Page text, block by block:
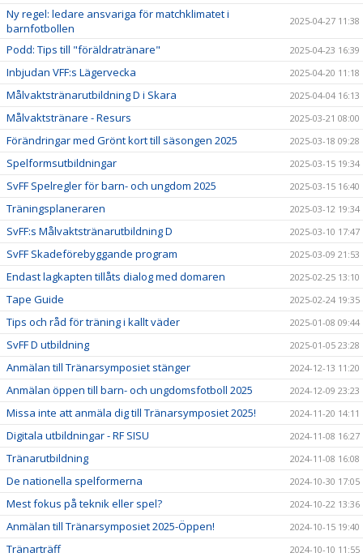
Ny regel: ledare ansvariga för matchklimatet i
barnfotbollen
2025-04-27 11:38
Podd: Tips till "föräldratränare" 2025-04-23 16:39
Inbjudan VFF:s Lägervecka 2025-04-20 11:18
Målvaktstränarutbildning D i Skara 2025-04-04 16:13
Målvaktstränare - Resurs 2025-03-21 08:00
Förändringar med Grönt kort till säsongen 2025 2025-03-18 09:28
Spelformsutbildningar 2025-03-15 19:34
SvFF Spelregler för barn- och ungdom 2025 2025-03-15 16:40
Träningsplaneraren 2025-03-12 19:34
SvFF:s Målvaktstränarutbildning D 2025-03-10 17:47
SvFF Skadeförebyggande program 2025-03-09 21:53
Endast lagkapten tillåts dialog med domaren 2025-02-25 13:10
Tape Guide 2025-02-24 19:35
Tips och råd för träning i kallt väder 2025-01-08 09:44
SvFF D utbildning 2025-01-05 23:28
Anmälan till Tränarsymposiet stänger 2024-12-13 11:20
Anmälan öppen till barn- och ungdomsfotboll 2025 2024-12-09 23:23
Missa inte att anmäla dig till Tränarsymposiet 2025! 2024-11-20 14:11
Digitala utbildningar - RF SISU 2024-11-08 16:27
Tränarutbildning 2024-11-08 16:08
De nationella spelformerna 2024-10-30 17:05
Mest fokus på teknik eller spel? 2024-10-22 13:36
Anmälan till Tränarsymposiet 2025-Öppen! 2024-10-15 19:40
Tränarträff 2024-10-10 11:55